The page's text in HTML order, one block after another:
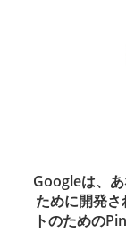
Googleは、
ために開発
トのための